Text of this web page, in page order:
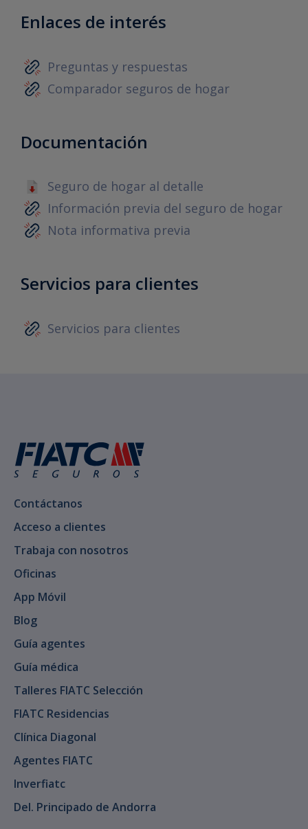
Enlaces de interés
Preguntas y respuestas
Comparador seguros de hogar
Documentación
Seguro de hogar al detalle
Información previa del seguro de hogar
Nota informativa previa
Servicios para clientes
Servicios para clientes
Contáctanos
Acceso a clientes
Trabaja con nosotros
Oficinas
App Móvil
Blog
Guía agentes
Guía médica
Talleres FIATC Selección
FIATC Residencias
Clínica Diagonal
Agentes FIATC
Inverfiatc
Del. Principado de Andorra